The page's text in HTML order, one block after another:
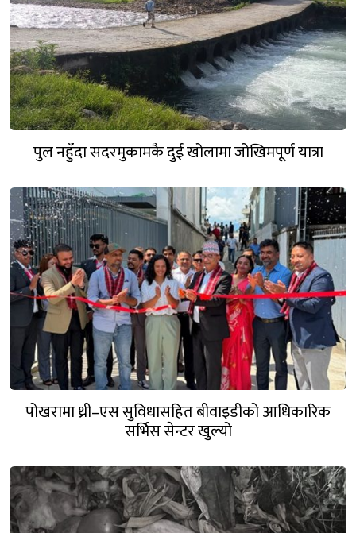
पुल नहुँदा सदरमुकामकै दुई खोलामा जोखिमपूर्ण यात्रा
पोखरामा थ्री–एस सुविधासहित बीवाइडीको आधिकारिक
सर्भिस सेन्टर खुल्यो